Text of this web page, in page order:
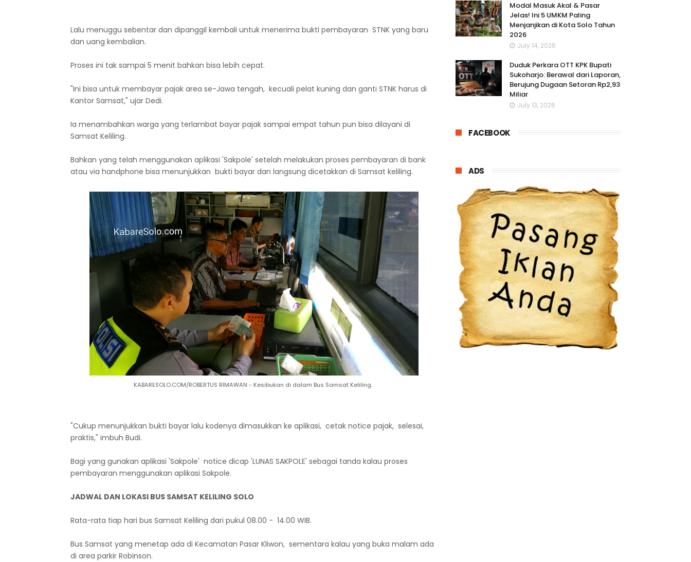
Lalu menuggu sebentar dan dipanggil kembali untuk menerima bukti pembayaran STNK yang baru
dan uang kembalian.
Proses ini tak sampai 5 menit bahkan bisa lebih cepat.
"Ini bisa untuk membayar pajak area se-Jawa tengah, kecuali pelat kuning dan ganti STNK harus di
Kantor Samsat," ujar Dedi.
Ia menambahkan warga yang terlambat bayar pajak sampai empat tahun pun bisa dilayani di
Samsat Keliling.
Bahkan yang telah menggunakan aplikasi 'Sakpole' setelah melakukan proses pembayaran di bank
atau via handphone bisa menunjukkan bukti bayar dan langsung dicetakkan di Samsat keliling.
KABARESOLO.COM/ROBERTUS RIMAWAN - Kesibukan di dalam Bus Samsat Keliling.
"Cukup menunjukkan bukti bayar lalu kodenya dimasukkan ke aplikasi, cetak notice pajak, selesai,
praktis," imbuh Budi.
Bagi yang gunakan aplikasi 'Sakpole' notice dicap 'LUNAS SAKPOLE' sebagai tanda kalau proses
pembayaran menggunakan aplikasi Sakpole.
JADWAL DAN LOKASI BUS SAMSAT KELILING SOLO
Rata-rata tiap hari bus Samsat Keliling dari pukul 08.00 - 14.00 WIB.
Bus Samsat yang menetap ada di Kecamatan Pasar Kliwon, sementara kalau yang buka malam ada
di area parkir Robinson.
Modal Masuk Akal & Pasar
Jelas! Ini 5 UMKM Paling
Menjanjikan di Kota Solo Tahun
2026
July 14, 2026
Duduk Perkara OTT KPK Bupati
Sukoharjo: Berawal dari Laporan,
Berujung Dugaan Setoran Rp2,93
Miliar
July 13, 2026
FACEBOOK
ADS